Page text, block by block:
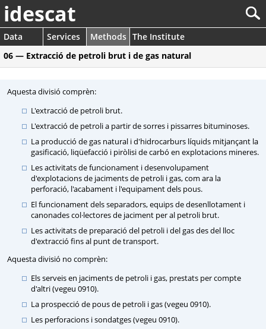
idescat
Data Services Methods The Institute
06 — Extracció de petroli brut i de gas natural
Aquesta divisió comprèn:
L'extracció de petroli brut.
L'extracció de petroli a partir de sorres i pissarres bituminoses.
La producció de gas natural i d'hidrocarburs líquids mitjançant la
gasificació, liqüefacció i piròlisi de carbó en explotacions mineres.
Les activitats de funcionament i desenvolupament
d'explotacions de jaciments de petroli i gas, com ara la
perforació, l'acabament i l'equipament dels pous.
El funcionament dels separadors, equips de desenllotament i
canonades col·lectores de jaciment per al petroli brut.
Les activitats de preparació del petroli i del gas des del lloc
d'extracció fins al punt de transport.
Aquesta divisió no comprèn:
Els serveis en jaciments de petroli i gas, prestats per compte
d'altri (vegeu 0910).
La prospecció de pous de petroli i gas (vegeu 0910).
Les perforacions i sondatges (vegeu 0910).